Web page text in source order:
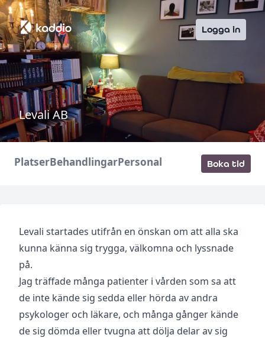
Logga in
Levali AB
PlatserBehandlingarPersonal Boka tid
Levali startades utifrån en önskan om att alla ska
kunna känna sig trygga, välkomna och lyssnade
på.
Jag träffade många patienter i vården som sa att
de inte kände sig sedda eller hörda av andra
psykologer och läkare, och många gånger kände
de sig dömda eller tvugna att dölja delar av sig